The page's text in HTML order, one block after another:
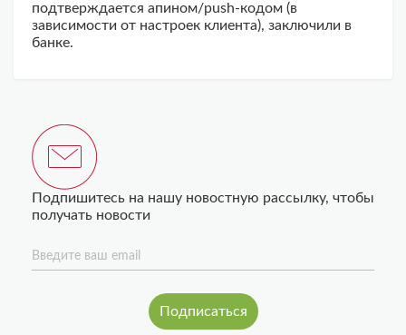
подтверждается апином/push-кодом (в
зависимости от настроек клиента), заключили в
банке.
Подпишитесь на нашу новостную рассылку, чтобы
получать новости
Введите ваш email